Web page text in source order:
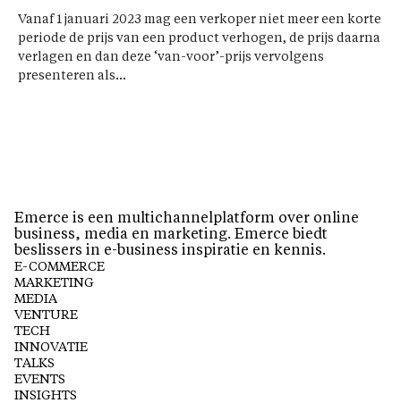
Vanaf 1 januari 2023 mag een verkoper niet meer een korte
periode de prijs van een product verhogen, de prijs daarna
verlagen en dan deze ‘van-voor’-prijs vervolgens
presenteren als...
Emerce is een multichannelplatform over online
business, media en marketing. Emerce biedt
beslissers in e-business inspiratie en kennis.
E-COMMERCE
MARKETING
MEDIA
VENTURE
TECH
INNOVATIE
TALKS
EVENTS
INSIGHTS